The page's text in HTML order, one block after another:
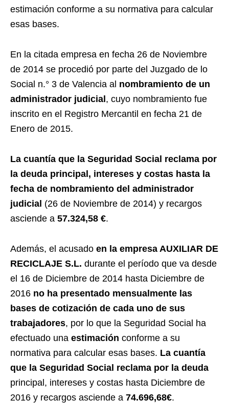
estimación conforme a su normativa para calcular
esas bases.
En la citada empresa en fecha 26 de Noviembre
de 2014 se procedió por parte del Juzgado de lo
Social n.° 3 de Valencia al nombramiento de un
administrador judicial, cuyo nombramiento fue
inscrito en el Registro Mercantil en fecha 21 de
Enero de 2015.
La cuantía que la Seguridad Social reclama por
la deuda principal, intereses y costas hasta la
fecha de nombramiento del administrador
judicial (26 de Noviembre de 2014) y recargos
asciende a 57.324,58 €.
Además, el acusado en la empresa AUXILIAR DE
RECICLAJE S.L. durante el período que va desde
el 16 de Diciembre de 2014 hasta Diciembre de
2016 no ha presentado mensualmente las
bases de cotización de cada uno de sus
trabajadores, por lo que la Seguridad Social ha
efectuado una estimación conforme a su
normativa para calcular esas bases. La cuantía
que la Seguridad Social reclama por la deuda
principal, intereses y costas hasta Diciembre de
2016 y recargos asciende a 74.696,68€.